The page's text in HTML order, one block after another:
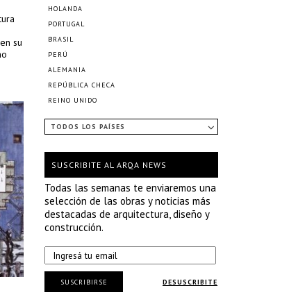
su
HOLANDA
PORTUGAL
BRASIL
PERÚ
ALEMANIA
REPÚBLICA CHECA
REINO UNIDO
TODOS LOS PAÍSES
SUSCRIBITE AL ARQA NEWS
Todas las semanas te enviaremos una
selección de las obras y noticias más
destacadas de arquitectura, diseño y
construcción.
DESUSCRIBITE
SUSCRIBIRSE